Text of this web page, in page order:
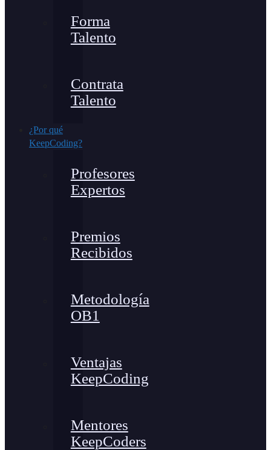
Forma
Talento
Contrata
Talento
¿Por qué
KeepCoding?
Profesores
Expertos
Premios
Recibidos
Metodología
OB1
Ventajas
KeepCoding
Mentores
KeepCoders